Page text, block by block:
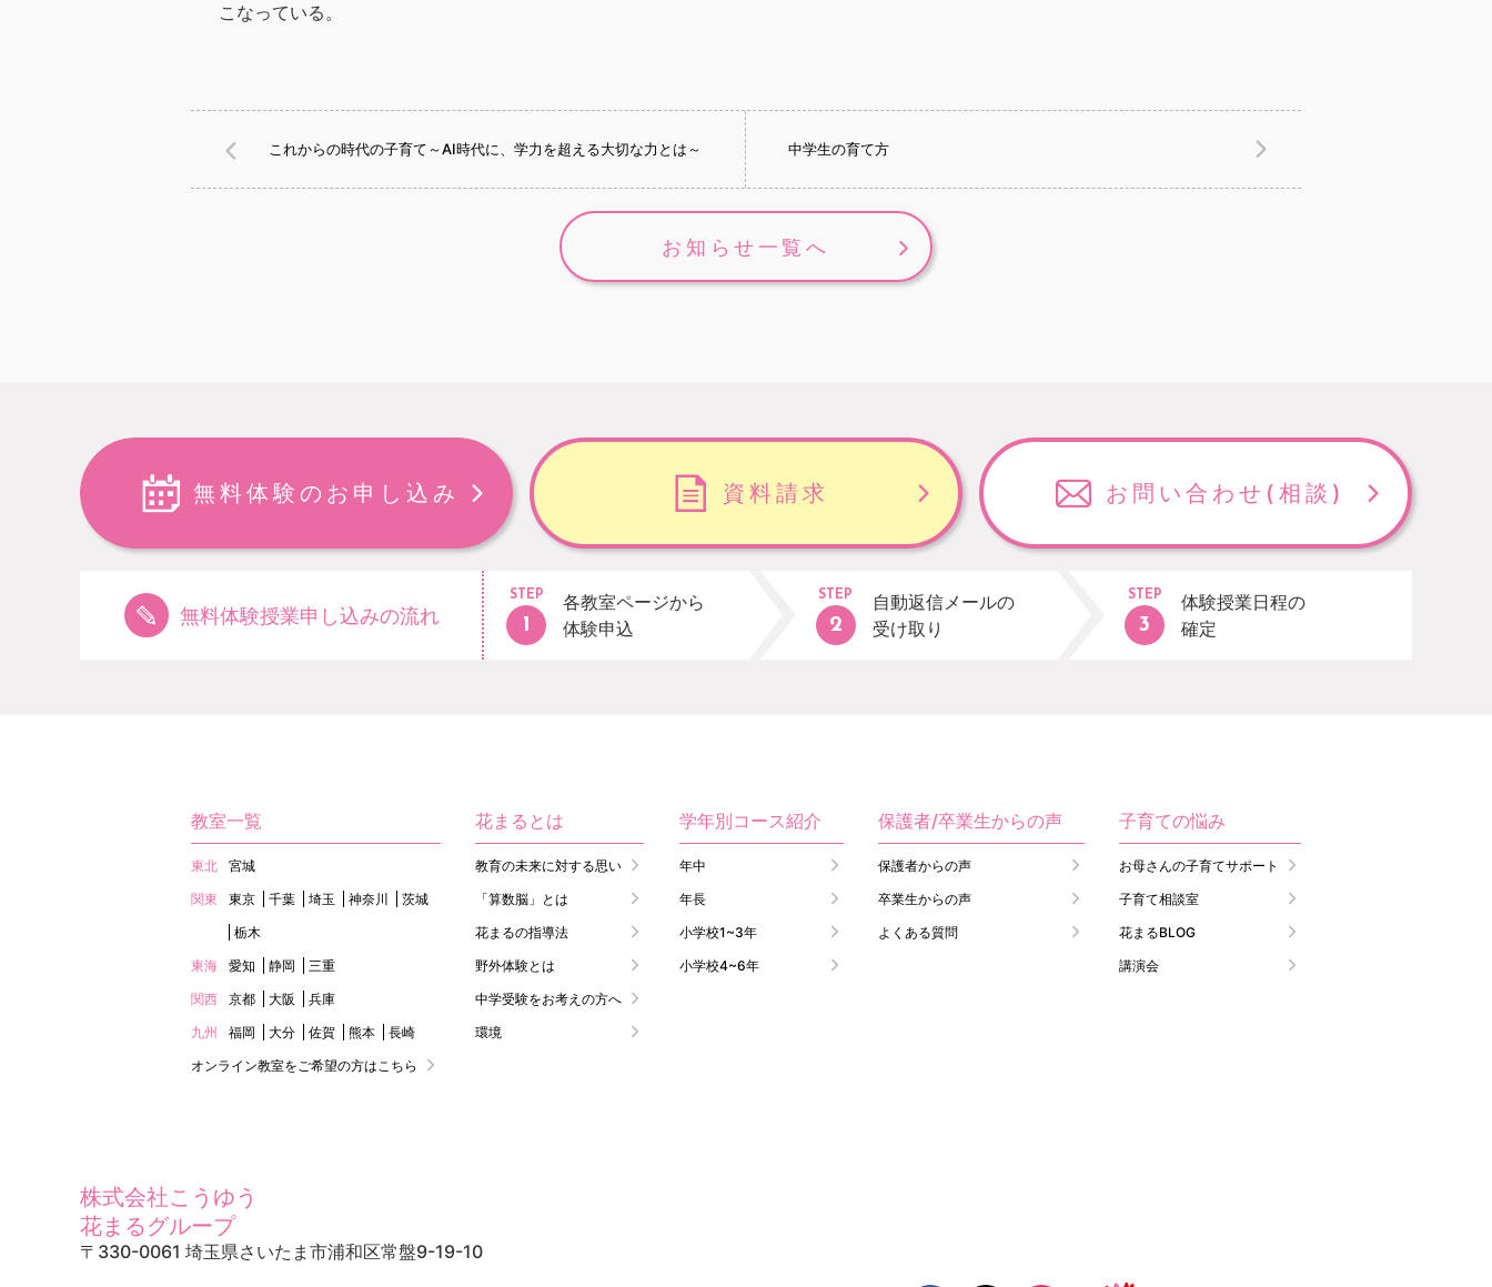
こなっている。
これからの時代の子育て～AI時代に、学力を超える大切な力とは～ 中学生の育て方
お知らせ一覧へ
無料体験のお申し込み 資料請求 お問い合わせ (相談)
無料体験授業申し込みの流れ
STEP
各教室ページから
体験申込
STEP
自動返信メールの
受け取り
STEP
体験授業日程の
確定
教室一覧
東北
宮城
関東
東京 千葉 埼玉 神奈川
茨城
栃木
東海
愛知 静岡
三重
関西
京都 大阪
兵庫
九州
福岡 大分 佐賀 熊本
長崎
オンライン教室をご希望の方はこちら
花まるとは
教育の未来に対する思い
「算数脳」とは
花まるの指導法
野外体験とは
中学受験をお考えの方へ
環境
学年別コース紹介
年中
年長
小学校1~3年
小学校4~6年
保護者/卒業生からの声
保護者からの声
卒業生からの声
よくある質問
子育ての悩み
お母さんの子育てサポート
子育て相談室
花まるBLOG
講演会
株式会社こうゆう
花まるグループ
〒330-0061 埼玉県さいたま市浦和区常盤9-19-10